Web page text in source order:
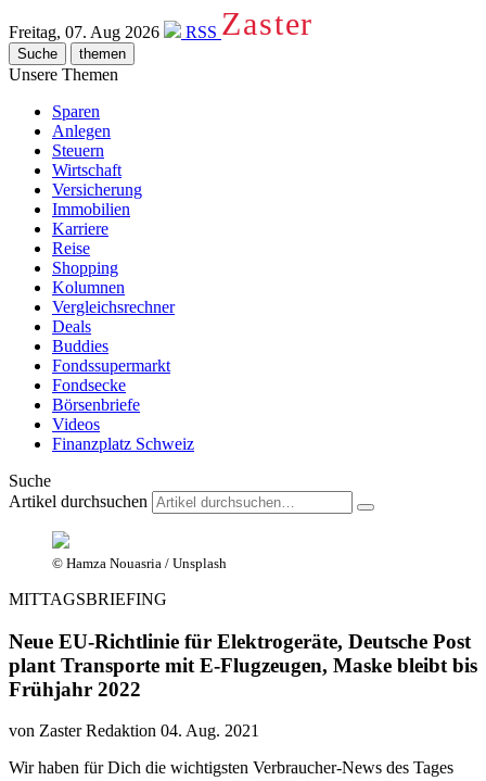
Freitag, 07. Aug 2026 RSS Zaster
Suche themen
Unsere Themen
Sparen
Anlegen
Steuern
Wirtschaft
Versicherung
Immobilien
Karriere
Reise
Shopping
Kolumnen
Vergleichsrechner
Deals
Buddies
Fondssupermarkt
Fondsecke
Börsenbriefe
Videos
Finanzplatz Schweiz
Suche
Artikel durchsuchen
© Hamza Nouasria / Unsplash
MITTAGSBRIEFING
Neue EU-Richtlinie für Elektrogeräte, Deutsche Post
plant Transporte mit E-Flugzeugen, Maske bleibt bis
Frühjahr 2022
von Zaster Redaktion 04. Aug. 2021
Wir haben für Dich die wichtigsten Verbraucher-News des Tages